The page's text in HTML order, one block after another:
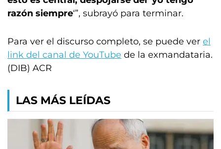
razón siempre‘”, subrayó para terminar.
Para ver el discurso completo, se puede ver el
link del canal de YouTube de la exmandataria.
(DIB) ACR
LAS MÁS LEÍDAS